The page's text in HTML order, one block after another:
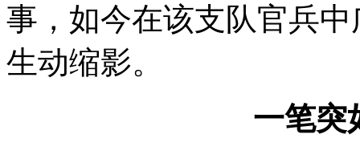
事，如今在该支队官兵
生动缩影。
一笔突